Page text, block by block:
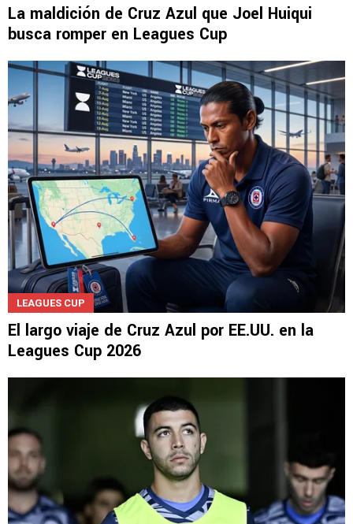
La maldición de Cruz Azul que Joel Huiqui
busca romper en Leagues Cup
LEAGUES CUP
El largo viaje de Cruz Azul por EE.UU. en la
Leagues Cup 2026